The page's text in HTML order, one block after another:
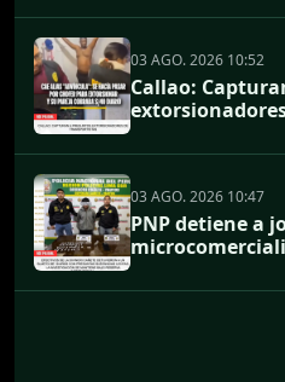
03 AGO. 2026 10:52
Callao:
03 AGO. 2026 10:47
PNP detiene a